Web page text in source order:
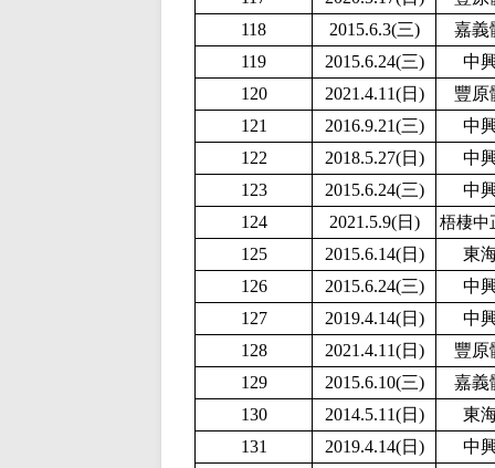
118
2015.6.3(三)
嘉義
119
2015.6.24(三)
中
120
2021.4.11(日)
豐原
121
2016.9.21(三)
中
122
2018.5.27(日)
中
123
2015.6.24(三)
中
124
2021.5.9(日) 梧棲中
125 2015.6.14(日)
東
126
2015.6.24(三)
中
127
2019.4.14(日)
中
128
2021.4.11(日)
豐原
129
2015.6.10(三)
嘉義
130
2014.5.11(日)
東
131
2019.4.14(日)
中